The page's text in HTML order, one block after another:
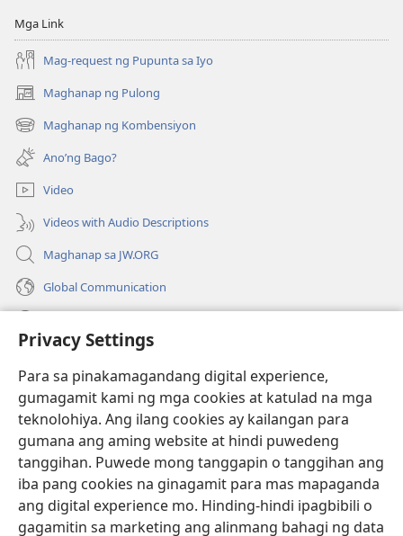
Privacy Settings
Para sa pinakamagandang digital experience,
gumagamit kami ng mga cookies at katulad na mga
teknolohiya. Ang ilang cookies ay kailangan para
gumana ang aming website at hindi puwedeng
tanggihan. Puwede mong tanggapin o tanggihan ang
iba pang cookies na ginagamit para mas mapaganda
ang digital experience mo. Hinding-hindi ipagbibili o
gagamitin sa marketing ang alinmang bahagi ng data
Mga Link
Mag-request ng Pupunta sa Iyo
Maghanap ng Pulong
(may
bubukas
na
bagong
window)
Maghanap ng Kombensiyon
(may
bubukas
na
bagong
window)
Ano’ng Bago?
Video
Videos with Audio Descriptions
Maghanap sa JW.ORG
Global Communication
(may
na
bagong
window)
Watchtower ONLINE LIBRARY™
(may
bubukas
na
bagong
window)
JW Hub ®
(may
bubukas
bagong
window)
JW Library ®
®